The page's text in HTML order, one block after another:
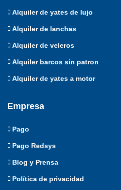
Alquiler de yates de lujo
Alquiler de lanchas
Alquiler de veleros
Alquiler barcos sin patron
Alquiler de yates a motor
Empresa
Pago
Pago Redsys
Blog y Prensa
Política de privacidad